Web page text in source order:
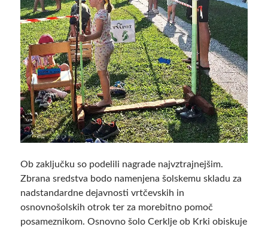
Ob zaključku so podelili nagrade najvztrajnejšim.
Zbrana sredstva bodo namenjena šolskemu skladu za
nadstandardne dejavnosti vrtčevskih in
osnovnošolskih otrok ter za morebitno pomoč
posameznikom. Osnovno šolo Cerklje ob Krki obiskuje